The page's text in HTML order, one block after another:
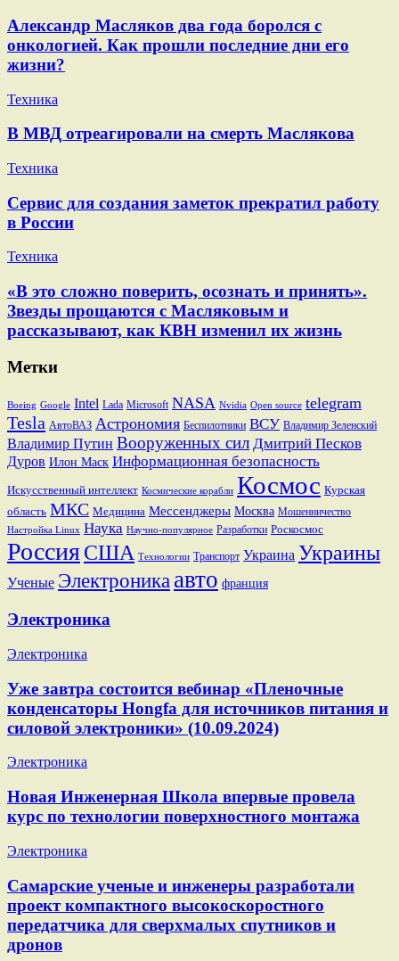
Александр Масляков два года боролся с
онкологией. Как прошли последние дни его
жизни?
Техника
В МВД отреагировали на смерть Маслякова
Техника
Сервис для создания заметок прекратил работу
в России
Техника
«В это сложно поверить, осознать и принять».
Звезды прощаются с Масляковым и
рассказывают, как КВН изменил их жизнь
Метки
Boeing Google Intel Lada Microsoft NASA Nvidia Open source telegram
Tesla АвтоВАЗ Астрономия Беспилотники ВСУ Владимир Зеленский
Владимир Путин Вооруженных сил Дмитрий Песков
Дуров Илон Маск Информационная безопасность
Искусственный интеллект Космические корабли Космос Курская
область МКС Медицина Мессенджеры Москва Мошенничество
Настройка Linux Наука Научно-популярное Разработки Роскосмос
РоссияСША Технологии Транспорт Украина Украины
Ученые Электроника авто франция
Электроника
Электроника
Уже завтра состоится вебинар «Пленочные
конденсаторы Hongfa для источников питания и
силовой электроники» (10.09.2024)
Электроника
Новая Инженерная Школа впервые провела
курс по технологии поверхностного монтажа
Электроника
Самарские ученые и инженеры разработали
проект компактного высокоскоростного
передатчика для сверхмалых спутников и
дронов